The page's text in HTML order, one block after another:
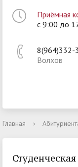
Приёмная
с 9:00 до
8(964)332-
Волхов
Главная ›